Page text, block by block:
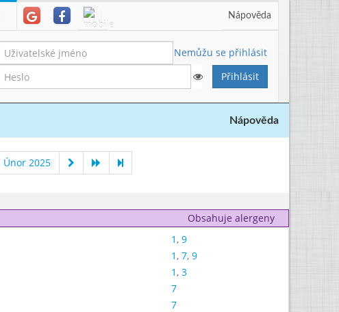
Nápověda
Nemůžu se přihlásit
Nápověda
Únor 2025
Obsahuje alergeny
1, 9
1, 7, 9
1, 3
7
7